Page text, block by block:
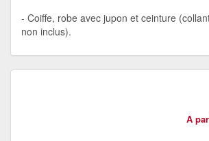
Coiffe, robe avec jupon et ceinture
non inclus).
A